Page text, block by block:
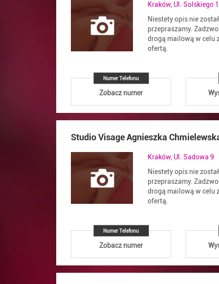
Kraków, Ul. Solskiego
Niestety opis nie
przepraszamy.
drogą mailową w celu
ofertą.
Numer Telefonu
Zobacz numer
Studio Visage Agnieszka
Kraków, Ul. Sadowa 9
Niestety opis nie
przepraszamy.
drogą mailową w celu
ofertą.
Numer Telefonu
Zobacz numer